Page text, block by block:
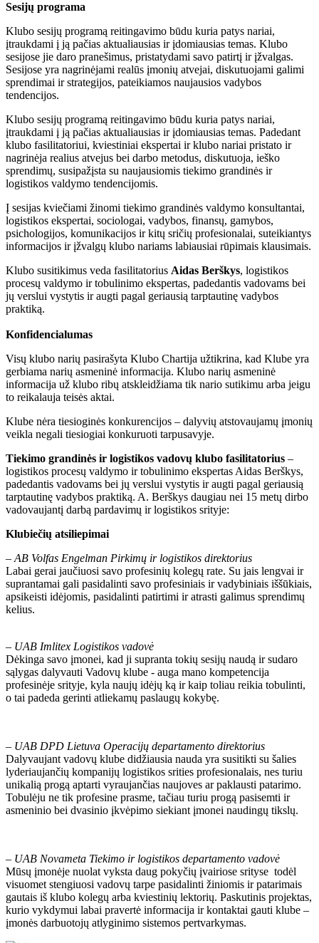
Sesijų programa
Klubo sesijų programą reitingavimo būdu kuria patys nariai,
įtraukdami į ją pačias aktualiausias ir įdomiausias temas. Klubo
sesijose jie daro pranešimus, pristatydami savo patirtį ir įžvalgas.
Sesijose yra nagrinėjami realūs įmonių atvejai, diskutuojami galimi
sprendimai ir strategijos, pateikiamos naujausios vadybos
tendencijos.
Klubo sesijų programą reitingavimo būdu kuria patys nariai,
įtraukdami į ją pačias aktualiausias ir įdomiausias temas. Padedant
klubo fasilitatoriui, kviestiniai ekspertai ir klubo nariai pristato ir
nagrinėja realius atvejus bei darbo metodus, diskutuoja, ieško
sprendimų, susipažįsta su naujausiomis tiekimo grandinės ir
logistikos valdymo tendencijomis.
Į sesijas kviečiami žinomi tiekimo grandinės valdymo konsultantai,
logistikos ekspertai, sociologai, vadybos, finansų, gamybos,
psichologijos, komunikacijos ir kitų sričių profesionalai, suteikiantys
informacijos ir įžvalgų klubo nariams labiausiai rūpimais klausimais.
Klubo susitikimus veda fasilitatorius Aidas Berškys, logistikos
procesų valdymo ir tobulinimo ekspertas, padedantis vadovams bei
jų verslui vystytis ir augti pagal geriausią tarptautinę vadybos
praktiką.
Konfidencialumas
Visų klubo narių pasirašyta Klubo Chartija užtikrina, kad Klube yra
gerbiama narių asmeninė informacija. Klubo narių asmeninė
informacija už klubo ribų atskleidžiama tik nario sutikimu arba jeigu
to reikalauja teisės aktai.
Klube nėra tiesioginės konkurencijos – dalyvių atstovaujamų įmonių
veikla negali tiesiogiai konkuruoti tarpusavyje.
Tiekimo grandinės ir logistikos vadovų klubo fasilitatorius –
logistikos procesų valdymo ir tobulinimo ekspertas Aidas Berškys,
padedantis vadovams bei jų verslui vystytis ir augti pagal geriausią
tarptautinę vadybos praktiką. A. Berškys daugiau nei 15 metų dirbo
vadovaujantį darbą pardavimų ir logistikos srityje:
Klubiečių atsiliepimai
–AB Volfas Engelman Pirkimų ir logistikos direktorius
Labai gerai jaučiuosi savo profesinių kolegų rate. Su jais lengvai ir
suprantamai gali pasidalinti savo profesiniais ir vadybiniais iššūkiais,
apsikeisti idėjomis, pasidalinti patirtimi ir atrasti galimus sprendimų
kelius.
– UAB Imlitex Logistikos vadovė
Dėkinga savo įmonei, kad ji supranta tokių sesijų naudą ir sudaro
sąlygas dalyvauti Vadovų klube - auga mano kompetencija
profesinėje srityje, kyla naujų idėjų ką ir kaip toliau reikia tobulinti,
o tai padeda gerinti atliekamų paslaugų kokybę.
– UAB DPD Lietuva Operacijų departamento direktorius
Dalyvaujant vadovų klube didžiausia nauda yra susitikti su šalies
lyderiaujančių kompanijų logistikos srities profesionalais, nes turiu
unikalią progą aptarti vyraujančias naujoves ar paklausti patarimo.
Tobulėju ne tik profesine prasme, tačiau turiu progą pasisemti ir
asmeninio bei dvasinio įkvėpimo siekiant įmonei naudingų tikslų.
– UAB Novameta Tiekimo ir logistikos departamento vadovė
Mūsų įmonėje nuolat vyksta daug pokyčių įvairiose srityse todėl
visuomet stengiuosi vadovų tarpe pasidalinti žiniomis ir patarimais
gautais iš klubo kolegų arba kviestinių lektorių. Paskutinis projektas,
kurio vykdymui labai pravertė informacija ir kontaktai gauti klube –
įmonės darbuotojų atlyginimo sistemos pertvarkymas.